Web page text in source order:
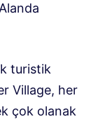
turistik
Village, her
çok olanak